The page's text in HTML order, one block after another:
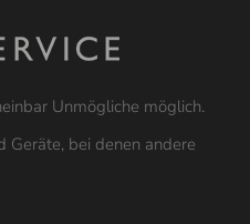
Unmögliche möglich.
Geräte, bei denen andere